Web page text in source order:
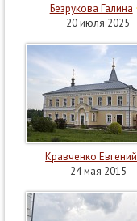
Безрукова Галина
20 июля 2025
Кравченко Евгений
24 мая 2015